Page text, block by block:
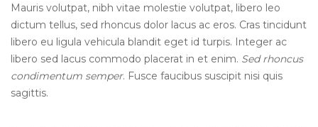
Mauris volutpat, nibh vitae molestie volutpat, libero leo
dictum tellus, sed rhoncus dolor lacus ac eros. Cras tincidunt
libero eu ligula vehicula blandit eget id turpis. Integer ac
libero sed lacus commodo placerat in et enim. Sed rhoncus
condimentum semper. Fusce faucibus suscipit nisi quis
sagittis.